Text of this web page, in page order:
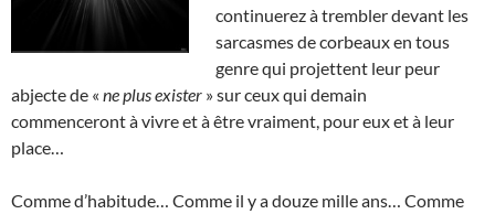
continuerez à trembler devant les
sarcasmes de corbeaux en tous
genre qui projettent leur peur
abjecte de « ne plus exister » sur ceux qui demain
commenceront à vivre et à être vraiment, pour eux et à leur
place…
Comme d’habitude… Comme il y a douze mille ans… Comme